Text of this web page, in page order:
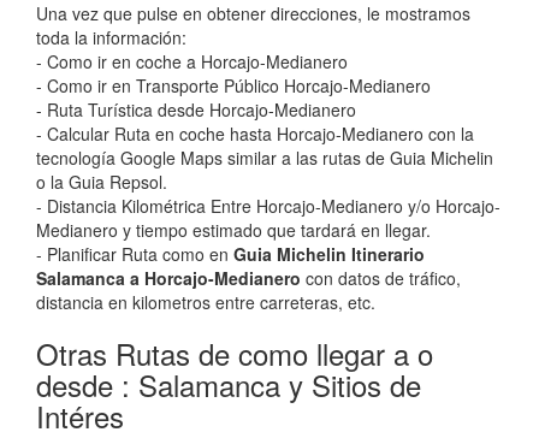
Una vez que pulse en obtener direcciones, le mostramos
toda la información:
- Como ir en coche a Horcajo-Medianero
- Como ir en Transporte Público Horcajo-Medianero
- Ruta Turística desde Horcajo-Medianero
- Calcular Ruta en coche hasta Horcajo-Medianero con la
tecnología Google Maps similar a las rutas de Guia Michelin
o la Guia Repsol.
- Distancia Kilométrica Entre Horcajo-Medianero y/o Horcajo-
Medianero y tiempo estimado que tardará en llegar.
- Planificar Ruta como en Guia Michelin Itinerario
Salamanca a Horcajo-Medianero con datos de tráfico,
distancia en kilometros entre carreteras, etc.
Otras Rutas de como llegar a o
desde : Salamanca y Sitios de
Intéres